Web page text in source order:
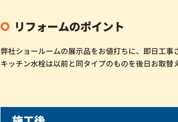
リフォームのポイント
弊社ショールームの展示品をお値打ちに、即日工事
キッチン水栓は以前と同タイプのものを後日お取替